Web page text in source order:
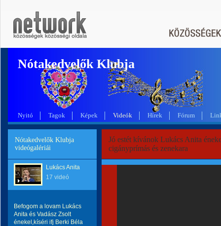
Nótakedvelők Klubja
Nyitó Tagok Képek Videók Hírek Fórum
Nótakedvelők Klubja
videógalériái
Lukács Anita
17 videó
Befogom a lovam Lukács
Anita és Vadász Zsolt
énekel,kíséri ifj Berki Béla
Jó estét kívánok Lukács Anita
cigányprímás és zenekara